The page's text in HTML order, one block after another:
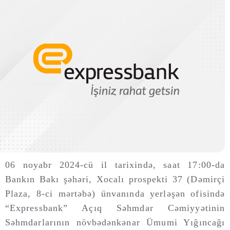
06 noyabr 2024-cü il tarixində, saat 17:00-da
Bankın Bakı şəhəri, Xocalı prospekti 37 (Dəmirçi
Plaza, 8-ci mərtəbə) ünvanında yerləşən ofisində
“Expressbank” Açıq Səhmdar Cəmiyyətinin
Səhmdarlarının növbədənkənar Ümumi Yığıncağı